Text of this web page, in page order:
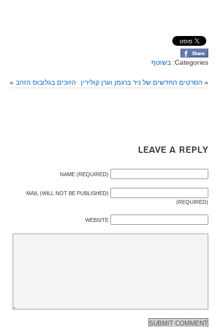
Categories: בשוטף
« הסרטים החדשים של ניר ברגמן וערן קולירין הזוכים בגלובוס הזהב »
Leave a Reply
NAME (REQUIRED)
MAIL (WILL NOT BE PUBLISHED)
(REQUIRED)
WEBSITE